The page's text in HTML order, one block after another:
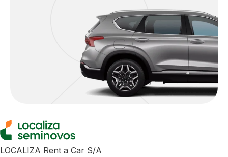
LOCALIZA Rent a Car S/A